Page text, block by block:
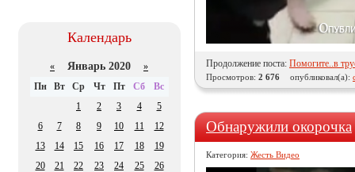
Продолжение поста: Помогите..в
Просмотров: 2 676 опубликовал(а):
Обнаружили окорочка
Категория: Жесть Видео
Календарь
« Январь 2020 »
Пн
Вт Ср Чт Пт Сб
Вс
1
2 3 4
5
6
7 8 9 10 11
12
13
14 15 16 17 18
19
20
21 22 23 24 25
26